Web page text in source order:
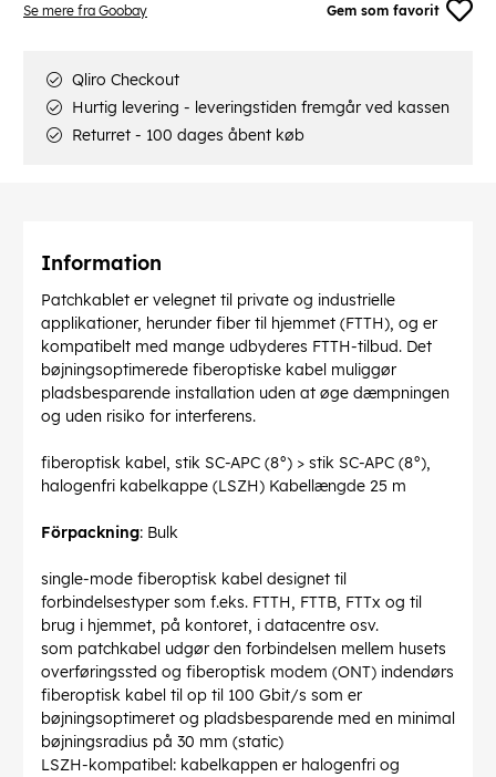
Se mere fra Goobay Gem som favorit
Qliro Checkout
Hurtig levering - leveringstiden fremgår ved kassen
Returret - 100 dages åbent køb
Information
Patchkablet er velegnet til private og industrielle
applikationer, herunder fiber til hjemmet (FTTH), og er
kompatibelt med mange udbyderes FTTH-tilbud. Det
bøjningsoptimerede fiberoptiske kabel muliggør
pladsbesparende installation uden at øge dæmpningen
og uden risiko for interferens.
fiberoptisk kabel, stik SC-APC (8°) > stik SC-APC (8°),
halogenfri kabelkappe (LSZH) Kabellængde 25 m
Förpackning: Bulk
single-mode fiberoptisk kabel designet til
forbindelsestyper som f.eks. FTTH, FTTB, FTTx og til
brug i hjemmet, på kontoret, i datacentre osv.
som patchkabel udgør den forbindelsen mellem husets
overføringssted og fiberoptisk modem (ONT) indendørs
fiberoptisk kabel til op til 100 Gbit/s som er
bøjningsoptimeret og pladsbesparende med en minimal
bøjningsradius på 30 mm (static)
LSZH-kompatibel: kabelkappen er halogenfri og